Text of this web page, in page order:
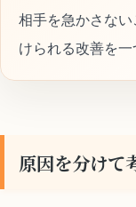
相手を急かさな
けられる改善を一
原因を分けて